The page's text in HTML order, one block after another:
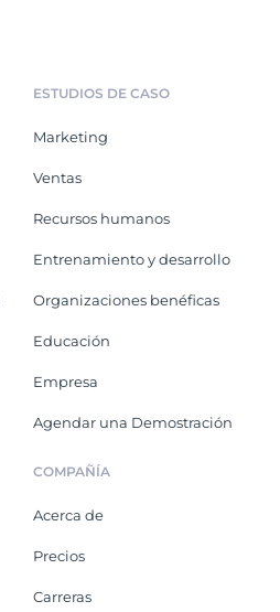
ESTUDIOS DE CASO
Marketing
Ventas
Recursos humanos
Entrenamiento y desarrollo
Organizaciones benéficas
Educación
Empresa
Agendar una Demostración
COMPAÑÍA
Acerca de
Precios
Carreras